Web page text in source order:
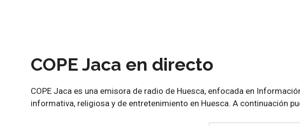
COPE Jaca en directo
COPE Jaca es una emisora de radio de Huesca, enfocada en
informativa, religiosa y de entretenimiento en Huesca. A continuación